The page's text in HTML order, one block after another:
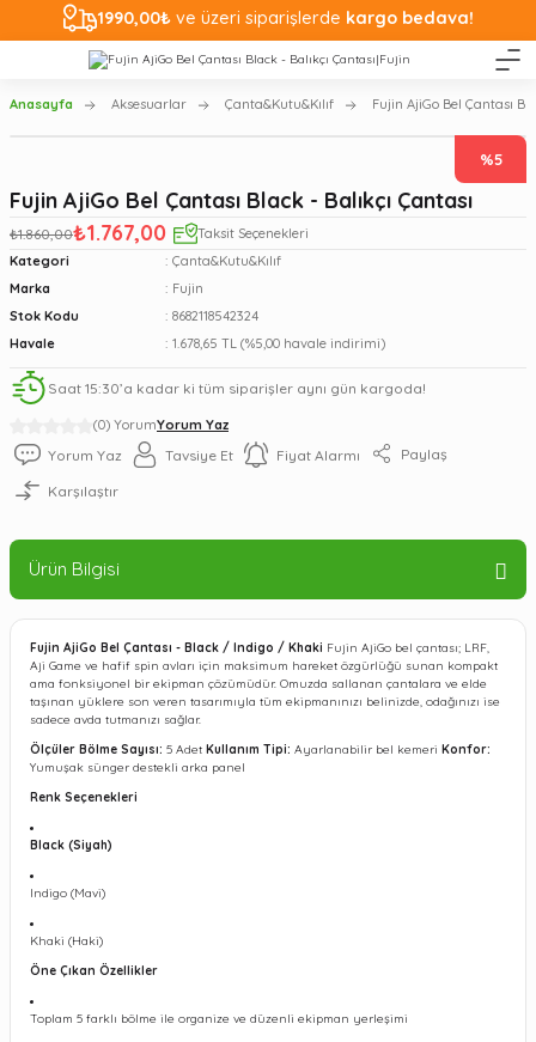
1990,00₺ ve üzeri siparişlerde kargo bedava!
Anasayfa Aksesuarlar Çanta&Kutu&Kılıf Fujin AjiGo Bel Çantası
%5
(0) YorumYorum Yaz
Fujin AjiGo Bel Çantası Black - Balıkçı Çantası
₺1.860,00₺1.767,00
Taksit Seçenekleri
Kategori
Çanta&Kutu&Kılıf
Marka
Fujin
Stok Kodu
8682118542324
Havale
1.678,65 TL (%5,00 havale indirimi)
Saat 15:30’a kadar ki tüm siparişler aynı gün kargoda!
Yorum Yaz Tavsiye Et Fiyat Alarmı Paylaş
Karşılaştır
Ürün Bilgisi
Fujin AjiGo Bel Çantası - Black / Indigo / Khaki Fujin AjiGo bel çantası; LRF,
Aji Game ve hafif spin avları için maksimum hareket özgürlüğü sunan kompakt
ama fonksiyonel bir ekipman çözümüdür. Omuzda sallanan çantalara ve elde
taşınan yüklere son veren tasarımıyla tüm ekipmanınızı belinizde, odağınızı ise
sadece avda tutmanızı sağlar.
Ölçüler Bölme Sayısı: 5 Adet Kullanım Tipi: Ayarlanabilir bel kemeri Konfor:
Yumuşak sünger destekli arka panel
Renk Seçenekleri
Black (Siyah)
Indigo (Mavi)
Khaki (Haki)
Öne Çıkan Özellikler
Toplam 5 farklı bölme ile organize ve düzenli ekipman yerleşimi